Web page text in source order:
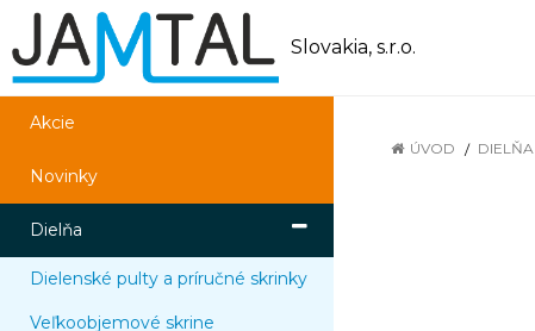
Slovakia, s.r.o.
Akcie
Novinky
Dielňa
Dielenské pulty a príručné skrinky
Veľkoobjemové skrine
ÚVOD DIELŇA